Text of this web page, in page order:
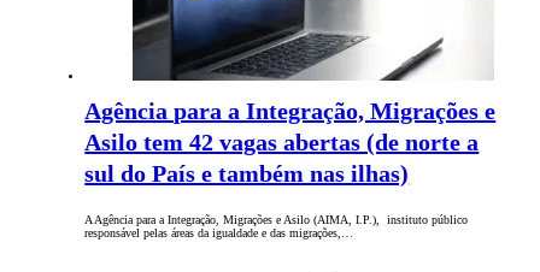
Agência para a Integração, Migrações e
Asilo tem 42 vagas abertas (de norte a
sul do País e também nas ilhas)
A Agência para a Integração, Migrações e Asilo (AIMA, I.P.), instituto público
responsável pelas áreas da igualdade e das migrações,…